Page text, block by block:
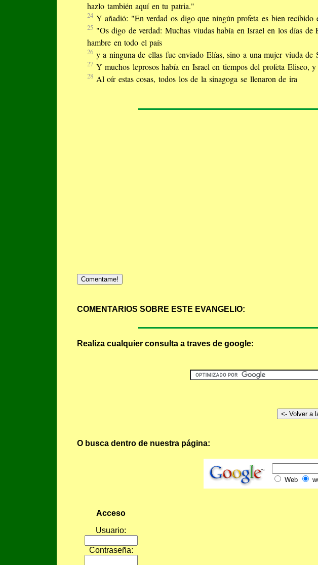
hazlo también aquí en tu patria."
24 Y añadió: "En verdad os digo que ningún profeta es bien recibido
25 "Os digo de verdad: Muchas viudas había en Israel en los días
hambre en todo el país
26 y a ninguna de ellas fue enviado Elías, sino a una mujer viuda de
27 Y muchos leprosos había en Israel en tiempos del profeta
28 Al oír estas cosas, todos los de la sinagoga se llenaron de ira
Comentame!
COMENTARIOS SOBRE ESTE EVANGELIO:
Realiza cualquier consulta a traves de google:
O busca dentro de nuestra página:
Web
Acceso
Usuario:
Contraseña: